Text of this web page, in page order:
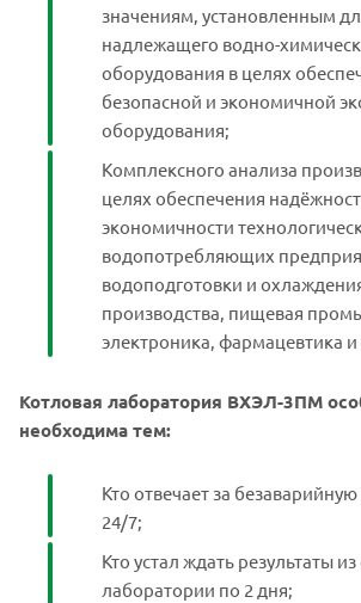
значениям, установленным
надлежащего водно-
оборудования в целях
безопасной и экономичной
оборудования;
Комплексного анализа
целях обеспечения
экономичности
водопотребляющих
водоподготовки и
производства, пищевая
электроника, фармацевтика и
Котловая лаборатория ВХЭЛ-3ПМ
необходима тем:
Кто отвечает за
24/7;
Кто устал ждать результаты
лаборатории по 2 дня;